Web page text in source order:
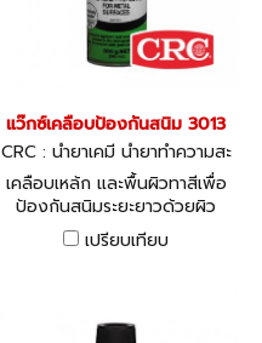
แว๊กซ์เคลือบป้องกันสนิม 3013
CRC : น้ำยาเคมี น้ำยาทำความสะ
อาด ซิลิโคน
เคลือบเหล้ก และพื้นผิวทาสีเพื่อ
ป้องกันสนิมระยะยาวด้วยผิว
เคลือบที่คงความยืดหยุ่น และ ไม่
เปราะแตกตลอดไป
เปรียบเทียบ